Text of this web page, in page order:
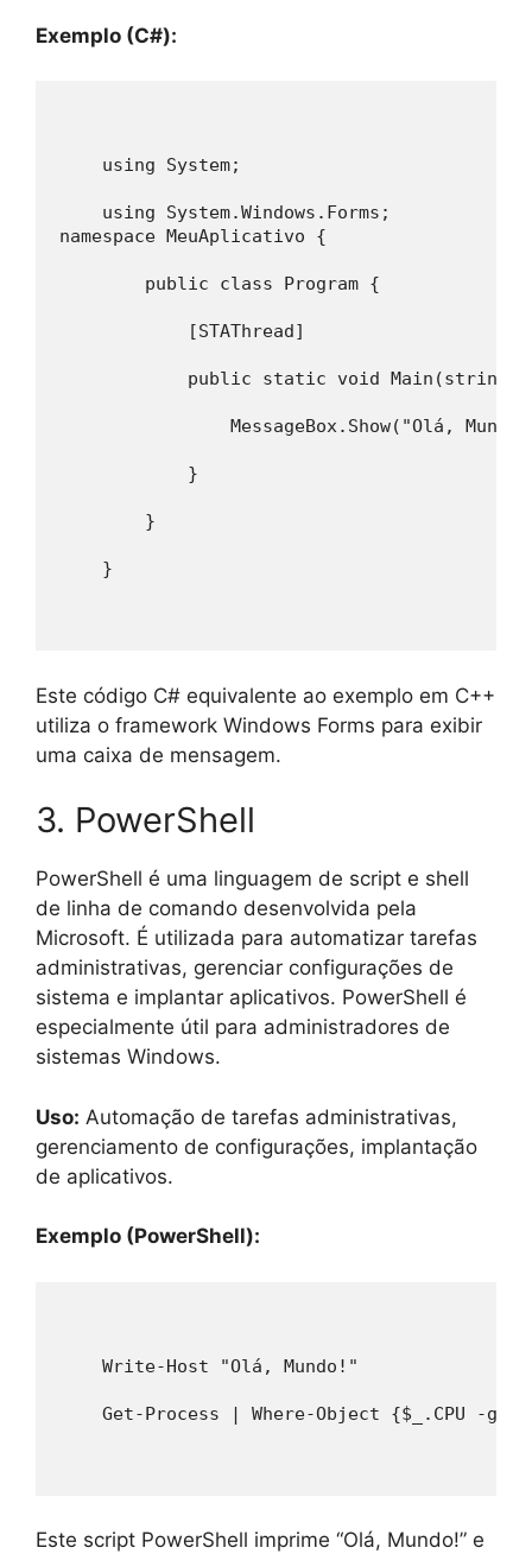
Exemplo (C#):
    using System;
    using System.Windows.Forms;
namespace MeuAplicativo {
        public class Program {
            [STAThread]
public static void
MessageBox.Show("Olá,
            }
        }
    }
Este código C# equivalente ao exemplo em C++
utiliza o framework Windows Forms para exibir
uma caixa de mensagem.
3. PowerShell
PowerShell é uma linguagem de script e shell
de linha de comando desenvolvida pela
Microsoft. É utilizada para automatizar tarefas
administrativas, gerenciar configurações de
sistema e implantar aplicativos. PowerShell é
especialmente útil para administradores de
sistemas Windows.
Uso: Automação de tarefas administrativas,
gerenciamento de configurações, implantação
de aplicativos.
Exemplo (PowerShell):
    Write-Host "Olá, Mundo!"
Get-Process | Where-Object {$_.CPU -gt
Este script PowerShell imprime “Olá, Mundo!” e